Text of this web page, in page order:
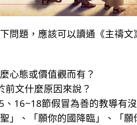
問題，應該可以讀通《主禱文
心態或價值觀而有？
前文什麼原因來說？
、16~18節假冒為善的教導有
」、「願你的國降臨」、「